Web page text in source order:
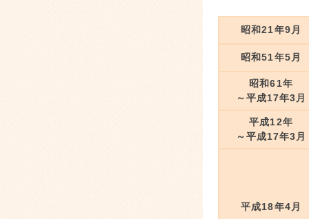
昭和21年9月
昭和51年5月
昭和61年
～平成17年3月
平成12年
～平成17年3月
平成18年4月